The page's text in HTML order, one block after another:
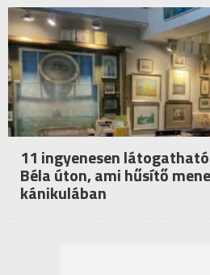
11 ingyenesen
Béla úton, ami hűsítő
kánikulában